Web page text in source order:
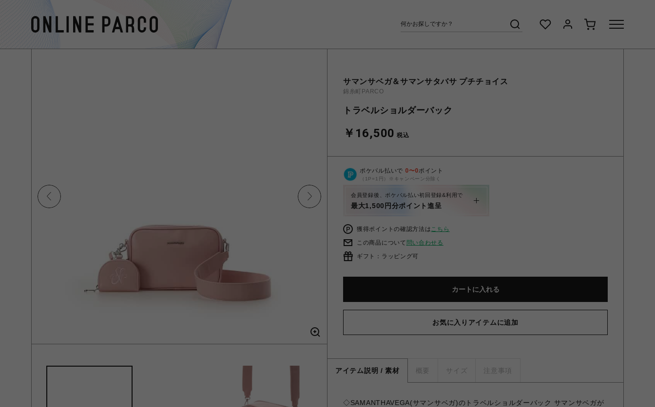
サマンサベガ＆サマンサタバサ プチチョイス
錦糸町PARCO
トラベルショルダーバック
￥16,500 税込
ポケパル払いで 0〜0ポイント
（1P=1円）※キャンペーン分除く
会員登録後、ポケパル払い初回登録&利用で
最大1,500円分ポイント進呈
獲得ポイントの確認方法はこちら
この商品について 問い合わせる
ギフト：ラッピング可
カートに入れる
お気に入りアイテムに追加
アイテム説明 / 素材 概要 サイズ 注意事項
◇SAMANTHAVEGA(サマンサベガ)のトラベルショルダーバック サマンサベガが